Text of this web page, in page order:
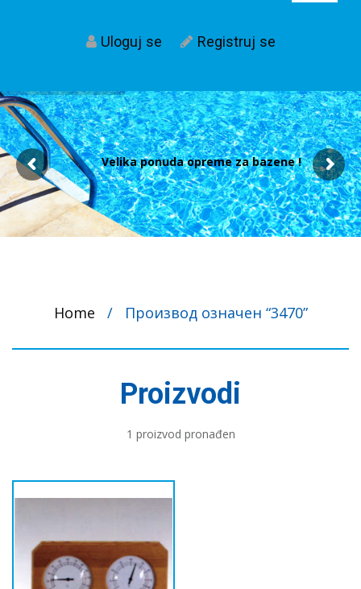
Uloguj se Registruj se
Velika ponuda opreme za bazene !
Home / Производ oзначен “3470”
Proizvodi
1 proizvod pronađen